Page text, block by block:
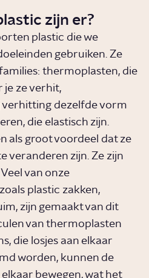
zijn er?
plastic die we
gebruiken. Ze
thermoplasten, die
je ze verhit,
dezelfde vorm
die elastisch zijn.
als groot voordeel dat ze
veranderen zijn. Ze zijn
van onze
plastic zakken,
zijn gemaakt van dit
van thermoplasten
die losjes aan elkaar
worden, kunnen de
bewegen, wat het